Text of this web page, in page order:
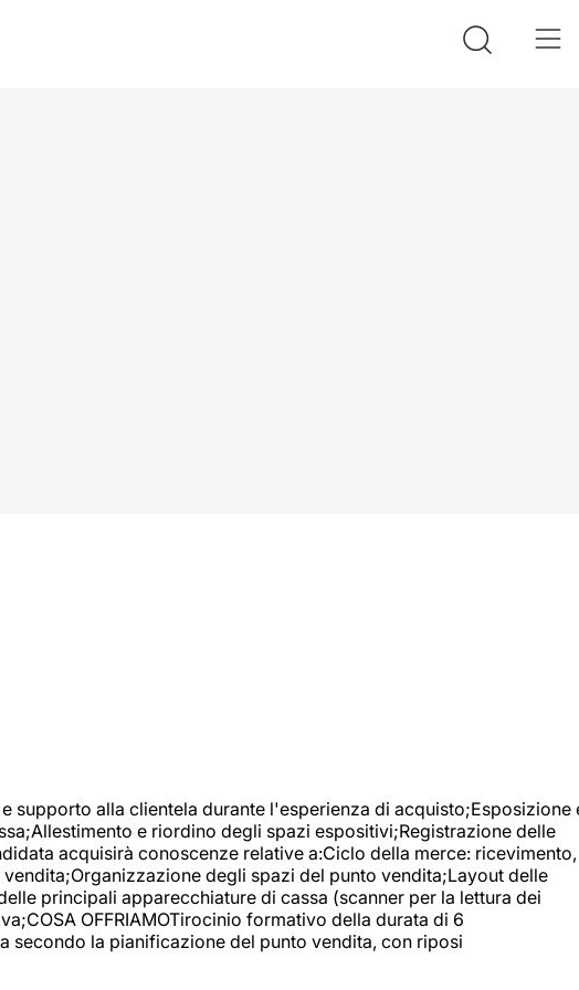
alla clientela durante l'esperienza di acquisto;Esposizione
e riordino degli spazi espositivi;Registrazione delle
acquisirà conoscenze relative a:Ciclo della merce: ricevimento,
degli spazi del punto vendita;Layout delle
principali apparecchiature di cassa (scanner per la lettura dei
OFFRIAMOTirocinio formativo della durata di 6
secondo la pianificazione del punto vendita, con riposi